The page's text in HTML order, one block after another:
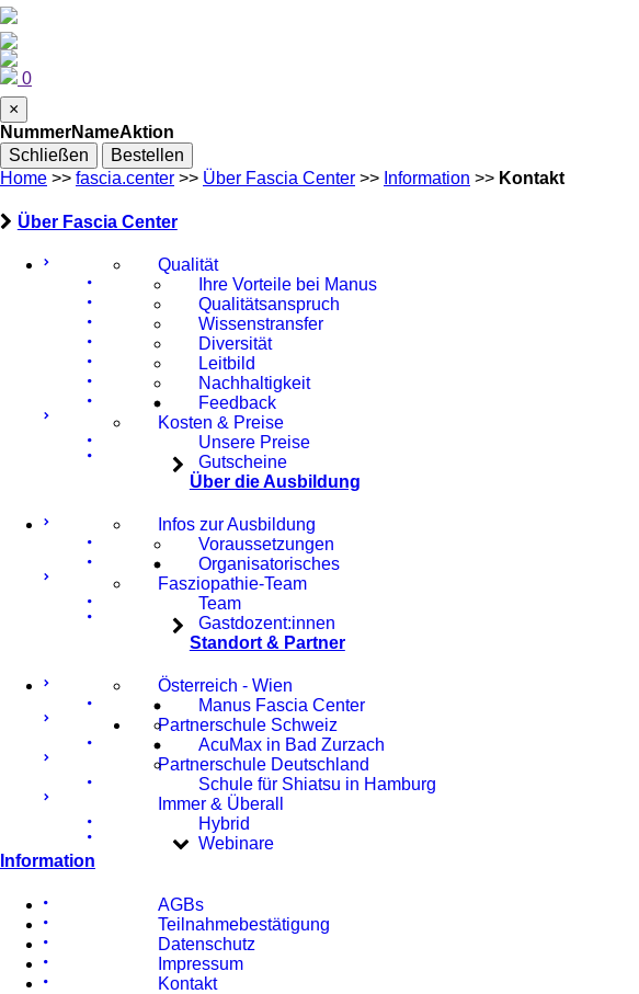
0
×
NummerNameAktion
Schließen
Bestellen
Home >> fascia.center >> Über Fascia Center >> Information >> Kontakt
Über Fascia Center
Qualität
Ihre Vorteile bei Manus
Qualitätsanspruch
Wissenstransfer
Diversität
Leitbild
Nachhaltigkeit
Feedback
Kosten & Preise
Unsere Preise
Gutscheine
Über die Ausbildung
Infos zur Ausbildung
Voraussetzungen
Organisatorisches
Fasziopathie-Team
Team
Gastdozent:innen
Standort & Partner
Österreich - Wien
Manus Fascia Center
Partnerschule Schweiz
AcuMax in Bad Zurzach
Partnerschule Deutschland
Schule für Shiatsu in Hamburg
Immer & Überall
Hybrid
Webinare
Information
AGBs
Teilnahmebestätigung
Datenschutz
Impressum
Kontakt